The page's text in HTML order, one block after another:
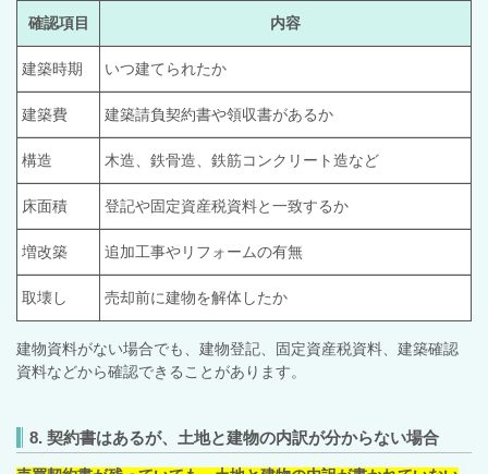
確認項目 内容
建築時期 いつ建てられたか
建築費 建築請負契約書や領収書があるか
構造 木造、鉄骨造、鉄筋コンクリート造など
床面積 登記や固定資産税資料と一致するか
増改築 追加工事やリフォームの有無
取壊し 売却前に建物を解体したか
建物資料がない場合でも、建物登記、固定資産税資料、建築確認
資料などから確認できることがあります。
8. 契約書はあるが、土地と建物の内訳が分からない場合